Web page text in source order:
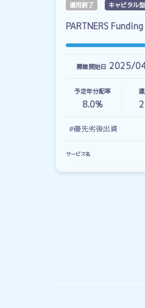
運用終了 キャピタル型
PARTNERS
募集開始日 2025/
予定年分配率
8.0% 2
#優先劣後出資
サービス名